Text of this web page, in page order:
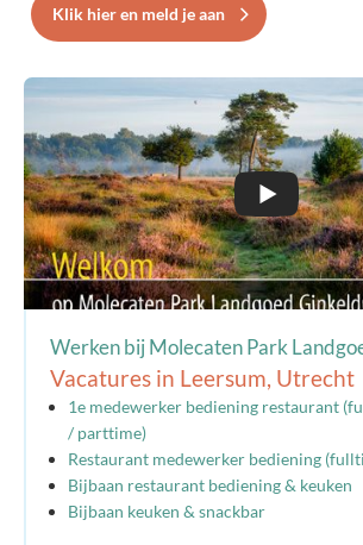
Klik hier en meld je aan
Werken bij Molecaten Park
Vacatures in Leersum, Utrecht
1e medewerker bediening restaurant
/ parttime)
Restaurant medewerker bediening
Bijbaan restaurant bediening & keuken
Bijbaan keuken & snackbar